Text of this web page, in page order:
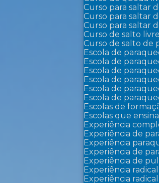
Curso para saltar
Curso para saltar
Curso para saltar
Curso de salto
Curso de salto
Escola de
Escola de
Escola de
Escola de
Escola de
Escola de
Escolas de
Escolas que
Experiência
Experiência de
Experiência
Experiência de
Experiência de
Experiência
Experiência